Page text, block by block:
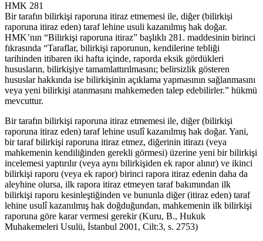
HMK 281
Bir tarafın bilirkişi raporuna itiraz etmemesi ile, diğer (bilirkişi
raporuna itiraz eden) taraf lehine usuli kazanılmış hak doğar.
HMK’nın “Bilirkişi raporuna itiraz” başlıklı 281. maddesinin birinci
fıkrasında “Taraflar, bilirkişi raporunun, kendilerine tebliği
tarihinden itibaren iki hafta içinde, raporda eksik gördükleri
hususların, bilirkişiye tamamlattırılmasını; belirsizlik gösteren
hususlar hakkında ise bilirkişinin açıklama yapmasının sağlanmasını
veya yeni bilirkişi atanmasını mahkemeden talep edebilirler.” hükmü
mevcuttur.
Bir tarafın bilirkişi raporuna itiraz etmemesi ile, diğer (bilirkişi
raporuna itiraz eden) taraf lehine usulî kazanılmış hak doğar. Yani,
bir taraf bilirkişi raporuna itiraz etmez, diğerinin itirazı (veya
mahkemenin kendiliğinden gerekli görmesi) üzerine yeni bir bilirkişi
incelemesi yaptırılır (veya aynı bilirkişiden ek rapor alınır) ve ikinci
bilirkişi raporu (veya ek rapor) birinci rapora itiraz edenin daha da
aleyhine olursa, ilk rapora itiraz etmeyen taraf bakımından ilk
bilirkişi raporu kesinleştiğinden ve bununla diğer (itiraz eden) taraf
lehine usulî kazanılmış hak doğduğundan, mahkemenin ilk bilirkişi
raporuna göre karar vermesi gerekir (Kuru, B., Hukuk
Muhakemeleri Usulü, İstanbul 2001, Cilt:3, s. 2753)